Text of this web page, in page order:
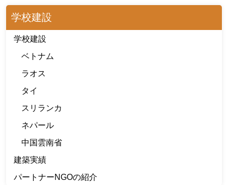
学校建設
学校建設
ベトナム
ラオス
タイ
スリランカ
ネパール
中国雲南省
建築実績
パートナーNGOの紹介